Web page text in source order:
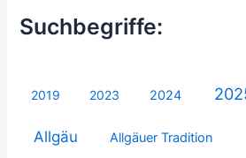
Suchbegriffe:
2019 2023 2024
Allgäu Allgäuer Tradition